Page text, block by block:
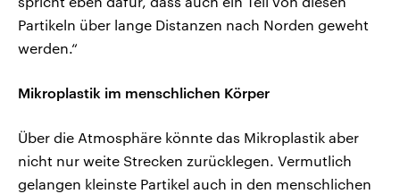
Partikeln über lange Distanzen nach Norden geweht
werden.“
Mikroplastik im menschlichen Körper
Über die Atmosphäre könnte das Mikroplastik aber
nicht nur weite Strecken zurücklegen. Vermutlich
gelangen kleinste Partikel auch in den menschlichen